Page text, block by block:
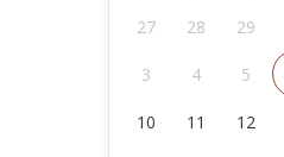
27 28 29
3 4 5
10 11 12